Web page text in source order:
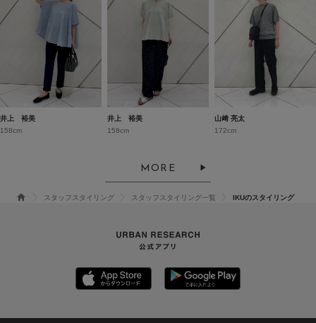
井上 裕美
158cm
井上 裕美
158cm
山﨑 亮太
172cm
MORE
スタッフスタイリング スタッフスタイリング一覧 IKUのスタイリング